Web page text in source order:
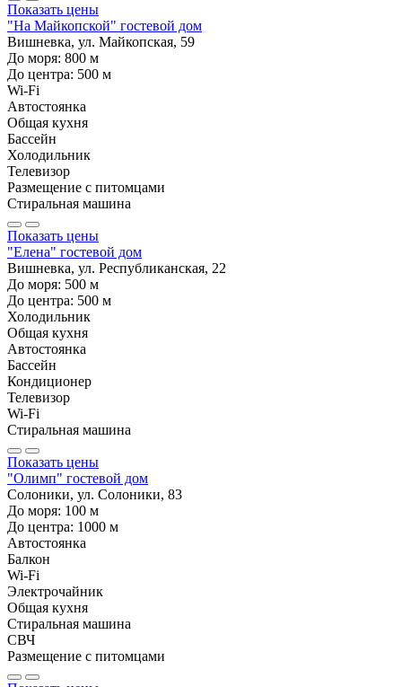
Показать цены
"На Майкопской" гостевой дом
Вишневка, ул. Майкопская, 59
До моря: 800 м
До центра: 500 м
Wi-Fi
Автостоянка
Общая кухня
Бассейн
Холодильник
Телевизор
Размещение с питомцами
Стиральная машина
Показать цены
"Елена" гостевой дом
Вишневка, ул. Республиканская, 22
До моря: 500 м
До центра: 500 м
Холодильник
Общая кухня
Автостоянка
Бассейн
Кондиционер
Телевизор
Wi-Fi
Стиральная машина
Показать цены
"Олимп" гостевой дом
Солоники, ул. Солоники, 83
До моря: 100 м
До центра: 1000 м
Автостоянка
Балкон
Wi-Fi
Электрочайник
Общая кухня
Стиральная машина
СВЧ
Размещение с питомцами